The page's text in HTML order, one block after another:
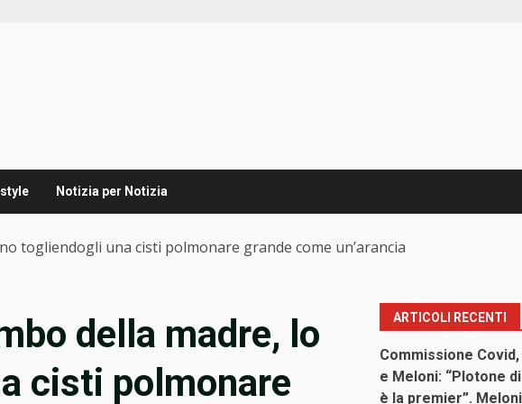
Notizia per Notizia
togliendogli una cisti polmonare grande come un’arancia
della madre, lo
cisti polmonare
ARTICOLI RECENTI
Commissione
e Meloni: “Plotone
è la premier”.